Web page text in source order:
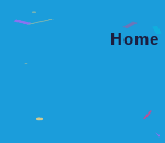
Home